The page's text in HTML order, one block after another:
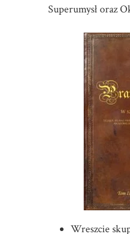
Superumysł oraz
Wreszcie